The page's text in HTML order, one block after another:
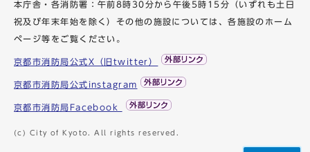
本庁舎・各消防署：午前8時30分から午後5時15分（いずれも土日
祝及び年末年始を除く）その他の施設については、各施設のホーム
ページ等をご覧ください。
京都市消防局公式X（旧twitter）
京都市消防局公式instagram
京都市消防局Facebook
(c) City of Kyoto. All rights reserved.